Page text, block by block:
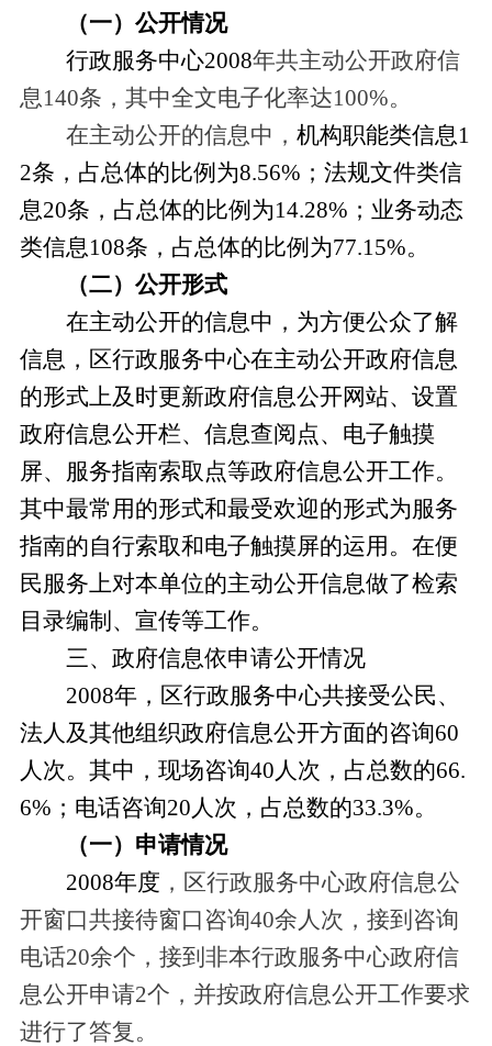
（一）公开情况
行政服务中心2008年共主动公开政府信
息140条，其中全文电子化率达100%。
在主动公开的信息中，机构职能类信息1
2条，占总体的比例为8.56%；法规文件类信
息20条，占总体的比例为14.28%；业务动态
类信息108条，占总体的比例为77.15%。
（二）公开形式
在主动公开的信息中，为方便公众了解
信息，区行政服务中心在主动公开政府信息
的形式上及时更新政府信息公开网站、设置
政府信息公开栏、信息查阅点、电子触摸
屏、服务指南索取点等政府信息公开工作。
其中最常用的形式和最受欢迎的形式为服务
指南的自行索取和电子触摸屏的运用。在便
民服务上对本单位的主动公开信息做了检索
目录编制、宣传等工作。
三、政府信息依申请公开情况
2008年，区行政服务中心共接受公民、
法人及其他组织政府信息公开方面的咨询60
人次。其中，现场咨询40人次，占总数的66.
6%；电话咨询20人次，占总数的33.3%。
（一）申请情况
2008年度 ，区行政服务中心政府信息公
开窗口共接待窗口咨询40余人次，接到咨询
电话20余个，接到非本行政服务中心政府信
息公开申请2个，并按政府信息公开工作要求
进行了答复。